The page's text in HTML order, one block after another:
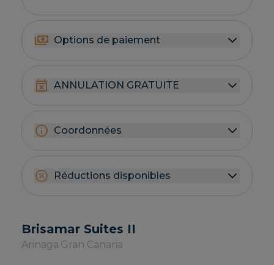
Options de paiement
ANNULATION GRATUITE
Coordonnées
Réductions disponibles
Brisamar Suites II
Arinaga.Gran Canaria